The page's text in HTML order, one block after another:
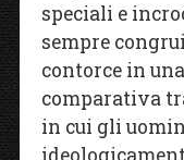
speciali e
sempre
contorce in
comparativa
in cui gli